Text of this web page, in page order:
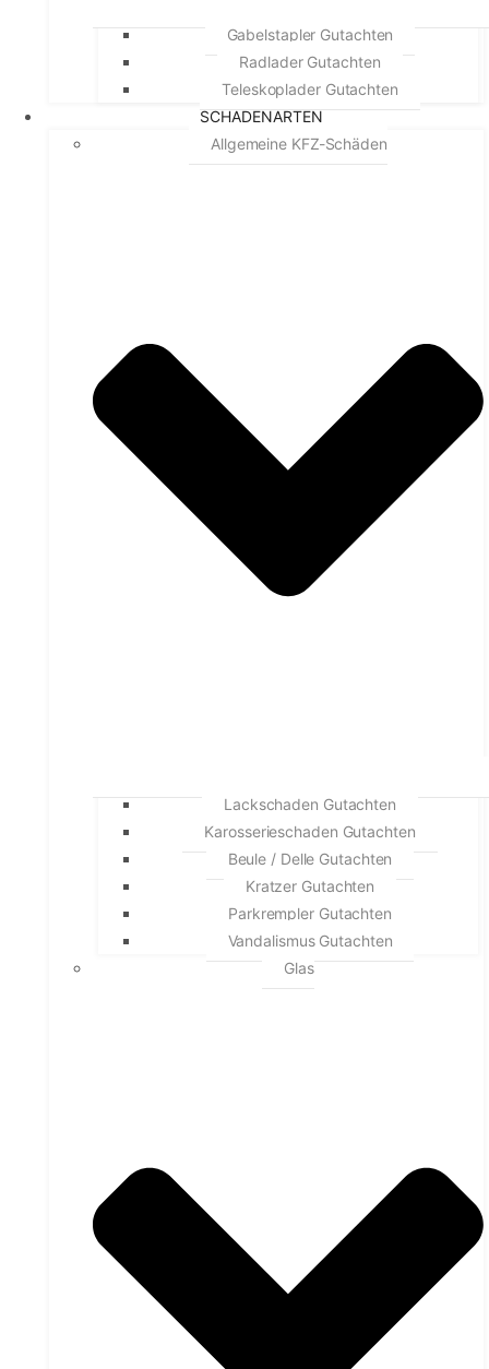
Gabelstapler Gutachten
Radlader Gutachten
Teleskoplader Gutachten
SCHADENARTEN
Allgemeine KFZ-Schäden
Lackschaden Gutachten
Karosserieschaden Gutachten
Beule / Delle Gutachten
Kratzer Gutachten
Parkrempler Gutachten
Vandalismus Gutachten
Glas